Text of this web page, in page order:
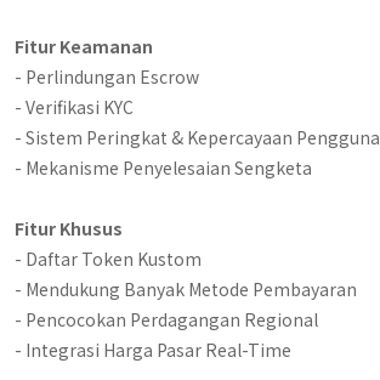
Fitur Keamanan
- Perlindungan Escrow
- Verifikasi KYC
- Sistem Peringkat & Kepercayaan Pengguna
- Mekanisme Penyelesaian Sengketa
Fitur Khusus
- Daftar Token Kustom
- Mendukung Banyak Metode Pembayaran
- Pencocokan Perdagangan Regional
- Integrasi Harga Pasar Real-Time